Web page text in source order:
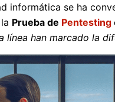
informática se ha
Prueba de Pentesting
han marcado la